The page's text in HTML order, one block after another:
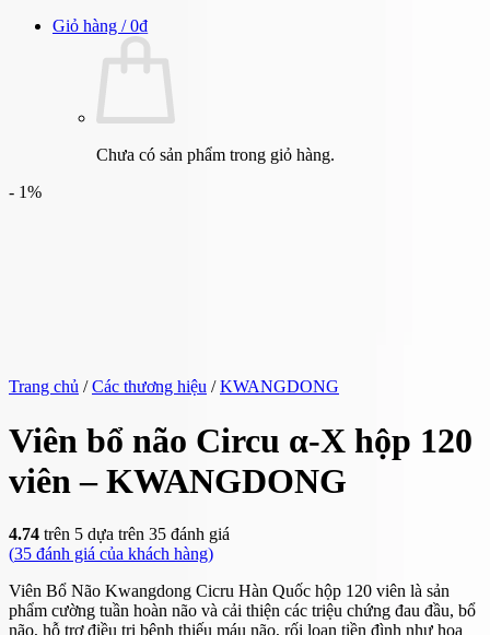
Giỏ hàng /0₫
Chưa có sản phẩm trong giỏ hàng.
- 1%
Trang chủ / Các thương hiệu / KWANGDONG
Viên bổ não Circu α-X hộp 120
viên – KWANGDONG
4.74 trên 5 dựa trên 35 đánh giá
(35 đánh giá của khách hàng)
Viên Bổ Não Kwangdong Cicru Hàn Quốc hộp 120 viên là sản
phẩm cường tuần hoàn não và cải thiện các triệu chứng đau đầu, bổ
não, hỗ trợ điều trị bệnh thiếu máu não, rối loạn tiền đình như hoa